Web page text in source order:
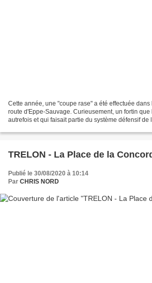
Cette année, une "coupe rase" a été effectuée
route d'Eppe-Sauvage. Curieusement, un fortin que
autrefois et qui faisait partie du système défensif de
TRELON - La Place de la
Publié le 30/08/2020 à 10:14
Par CHRIS NORD